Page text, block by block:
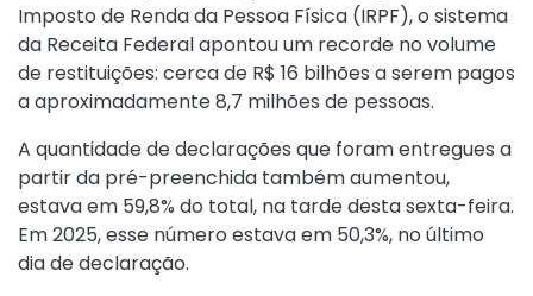
Imposto de Renda da Pessoa Física (IRPF), o sistema
da Receita Federal apontou um recorde no volume
de restituições: cerca de R$ 16 bilhões a serem pagos
a aproximadamente 8,7 milhões de pessoas.
A quantidade de declarações que foram entregues a
partir da pré-preenchida também aumentou,
estava em 59,8% do total, na tarde desta sexta-feira.
Em 2025, esse número estava em 50,3%, no último
dia de declaração.